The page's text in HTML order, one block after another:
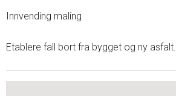
Innvending maling
Etablere fall bort fra bygget og ny asfalt.